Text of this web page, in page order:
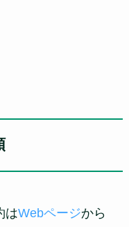
はWebページから